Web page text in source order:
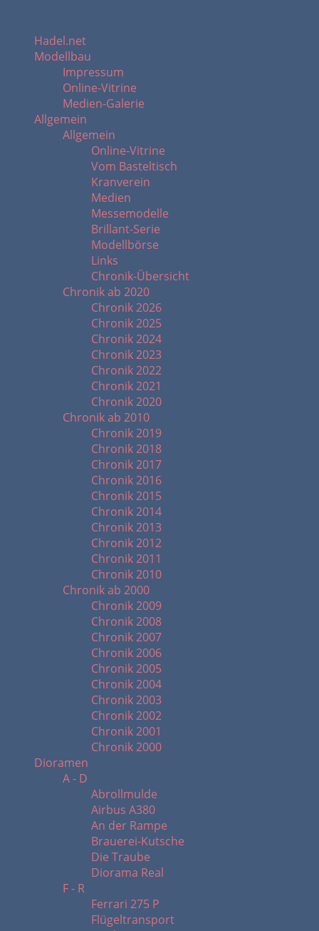
Hadel.net
Modellbau
Impressum
Online-Vitrine
Medien-Galerie
Allgemein
Allgemein
Online-Vitrine
Vom Basteltisch
Kranverein
Medien
Messemodelle
Brillant-Serie
Modellbörse
Links
Chronik-Übersicht
Chronik ab 2020
Chronik 2026
Chronik 2025
Chronik 2024
Chronik 2023
Chronik 2022
Chronik 2021
Chronik 2020
Chronik ab 2010
Chronik 2019
Chronik 2018
Chronik 2017
Chronik 2016
Chronik 2015
Chronik 2014
Chronik 2013
Chronik 2012
Chronik 2011
Chronik 2010
Chronik ab 2000
Chronik 2009
Chronik 2008
Chronik 2007
Chronik 2006
Chronik 2005
Chronik 2004
Chronik 2003
Chronik 2002
Chronik 2001
Chronik 2000
Dioramen
A - D
Abrollmulde
Airbus A380
An der Rampe
Brauerei-Kutsche
Die Traube
Diorama Real
F - R
Ferrari 275 P
Flügeltransport